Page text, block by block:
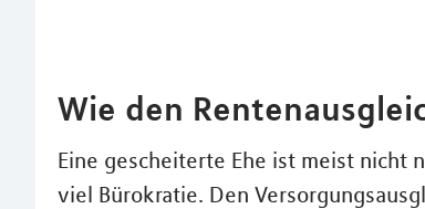
Wie den
Eine gescheiterte Ehe ist meist
viel Bürokratie. Den